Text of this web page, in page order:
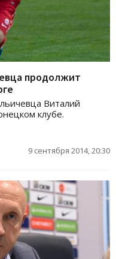
продолжит
Виталий
клубе.
9 сентября 2014, 20:30